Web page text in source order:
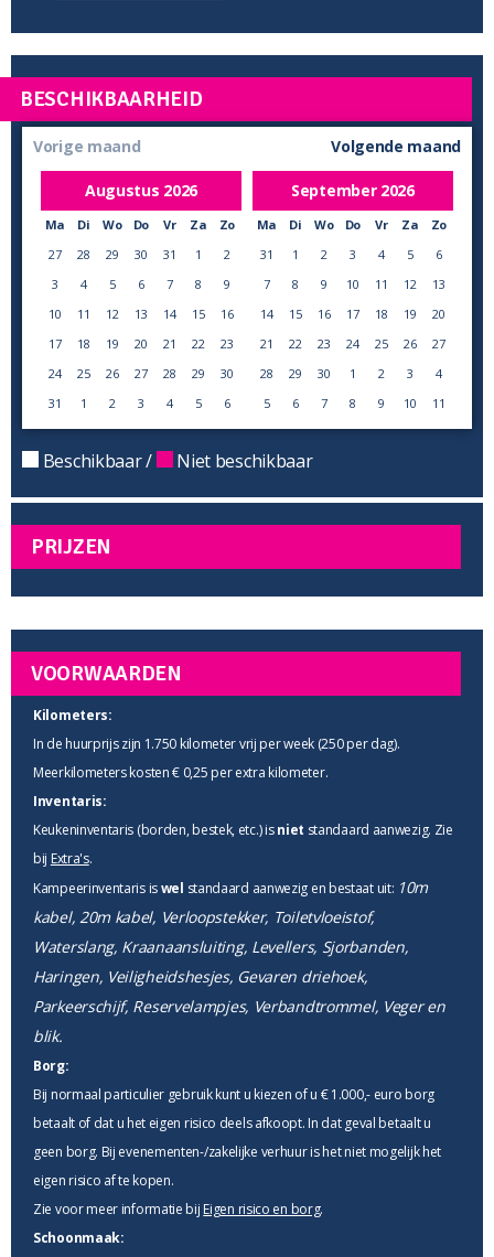
BESCHIKBAARHEID
Vorige maand
Augustus 2026
Ma Di Wo Do Vr Za
Zo
27
28 29 30 31 1
2
3
4 5 6 7 8
9
10
11 12 13 14 15
16
17
18 19 20 21 22
23
24
25 26 27 28 29
30
31
1 2 3 4 5 6
Volgende maand
September 2026
Ma Di Wo Do Vr Za
Zo
31
1 2 3 4 5
6
7
8 9 10 11 12
13
14
15 16 17 18 19
20
21
22 23 24 25 26
27
28
29 30 1 2 3
4
5
6 7 8 9 10 11
Beschikbaar / Niet beschikbaar
PRIJZEN
VOORWAARDEN
Kilometers:
In de huurprijs zijn 1.750 kilometer vrij per week (250 per dag).
Meerkilometers kosten € 0,25 per extra kilometer.
Inventaris:
Keukeninventaris (borden, bestek, etc.) isniet standaard aanwezig. Zie
bij Extra's.
Kampeerinventaris iswel standaard aanwezig en bestaat uit: 10m
kabel, 20m kabel, Verloopstekker, Toiletvloeistof,
Waterslang, Kraanaansluiting, Levellers, Sjorbanden,
Haringen, Veiligheidshesjes, Gevaren driehoek,
Parkeerschijf, Reservelampjes, Verbandtrommel, Veger en
blik.
Borg:
Bij normaal particulier gebruik kunt u kiezen of u € 1.000,- euro borg
betaalt of dat u het eigen risico deels afkoopt. In dat geval betaalt u
geen borg. Bij evenementen-/zakelijke verhuur is het niet mogelijk het
eigen risico af te kopen.
Zie voor meer informatie bij Eigen risico en borg.
Schoonmaak: